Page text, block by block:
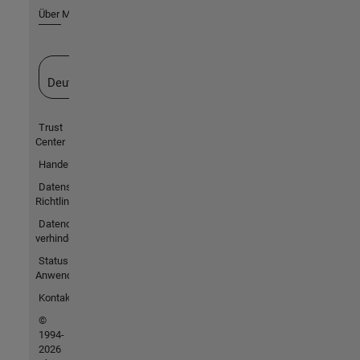
Über MathWorks
Deutschland
Trust
Center
Handelsmarken
Datenschutz-
Richtlinien
Datendiebstahl
verhindern
Status von
Anwendungen
Kontakt
©
1994-
2026